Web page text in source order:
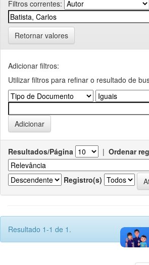
Filtros correntes:
Retornar valores
Adicionar filtros:
Utilizar filtros para refinar o resultado de
Resultados/Página | Ordenar
Registro(s)
Resultado 1-1 de 1.